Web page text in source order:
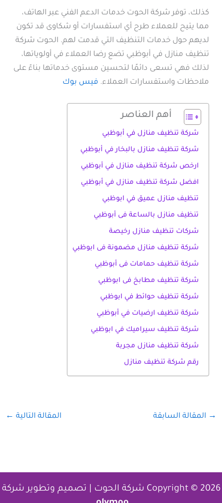
كذلك، توفر شركة الحوت خدمات الدعم الفني عبر الهاتف،
مما يتيح للعملاء طرح أي استفسارات أو شكاوى قد تكون
لديهم حول خدمات التنظيف التي قدمت لهم. الحوت شركة
تنظيف منازل في أبوظبي تضع رضا العملاء في أولوياتها،
لذلك فهي تسعى دائمًا لتحسين مستوى خدماتها بناءً على
ملاحظات واستفسارات العملاء. فيس بوك
أهم العناصر
شركة تنظيف منازل في أبوظبي
شركة تنظيف منازل بالبخار في أبوظبي
ارخص شركة تنظيف منازل في أبوظبي
افضل شركة تنظيف منازل في أبوظبي
تنظيف منازل عميق في ابوظبي
تنظيف منازل بالساعة فى أبوظبي
شركات تنظيف منازل رخيصة
شركة تنظيف منازل مضمونة فى ابوظبي
شركة تنظيف حمامات فى أبوظبي
شركة تنظيف مطابخ فى ابوظبي
شركة تنظيف حوائط في ابوظبي
شركة تنظيف ارضيات في أبوظبي
شركة تنظيف سيراميك في ابوظبي
شركة تنظيف منازل مجربة
رقم شركة تنظيف منازل
→ المقالة السابقة المقالة التالية ←
Copyright © 2026 شركة الحوت | تصميم وتطوير شركة